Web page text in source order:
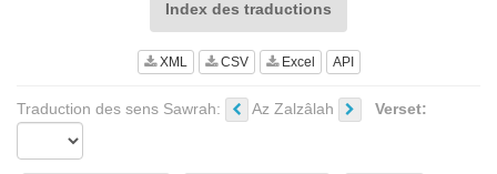
Index des traductions
XML CSV Excel API
Traduction des sens Sawrah: Az Zalzâlah Verset: